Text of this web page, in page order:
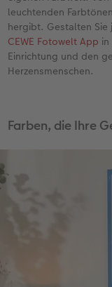
im
leuchtenden
hergibt. Gestalten
CEWE Fotowelt App
Einrichtung und den
Herzensmenschen.
Farben, die Ihre